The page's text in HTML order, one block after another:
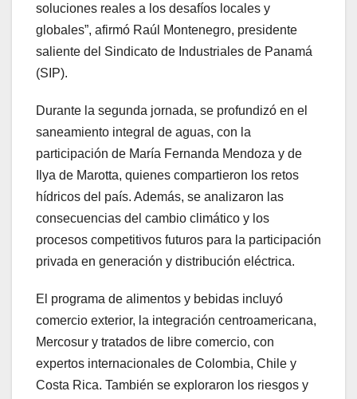
soluciones reales a los desafíos locales y
globales”, afirmó Raúl Montenegro, presidente
saliente del Sindicato de Industriales de Panamá
(SIP).
Durante la segunda jornada, se profundizó en el
saneamiento integral de aguas, con la
participación de María Fernanda Mendoza y de
Ilya de Marotta, quienes compartieron los retos
hídricos del país. Además, se analizaron las
consecuencias del cambio climático y los
procesos competitivos futuros para la participación
privada en generación y distribución eléctrica.
El programa de alimentos y bebidas incluyó
comercio exterior, la integración centroamericana,
Mercosur y tratados de libre comercio, con
expertos internacionales de Colombia, Chile y
Costa Rica. También se exploraron los riesgos y